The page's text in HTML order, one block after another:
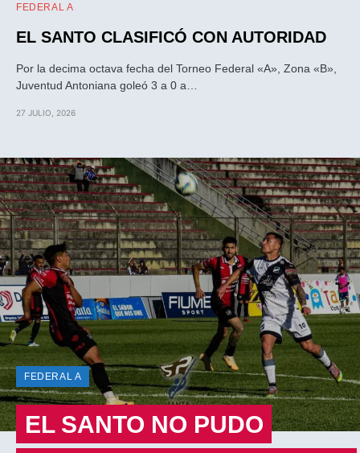
FEDERAL A
EL SANTO CLASIFICÓ CON AUTORIDAD
Por la decima octava fecha del Torneo Federal «A», Zona «B»,
Juventud Antoniana goleó 3 a 0 a…
27 JULIO, 2026
FEDERAL A
EL SANTO NO PUDO